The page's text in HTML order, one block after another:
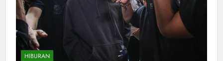
HIBURAN